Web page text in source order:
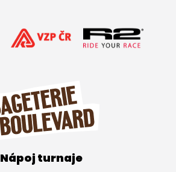
Nápoj turnaje